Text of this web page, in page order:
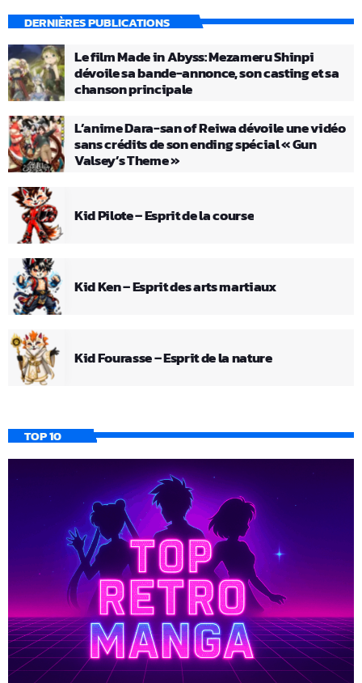
DERNIÈRES PUBLICATIONS
Le film Made in Abyss: Mezameru Shinpi
dévoile sa bande-annonce, son casting et sa
chanson principale
L’anime Dara-san of Reiwa dévoile une vidéo
sans crédits de son ending spécial « Gun
Valsey’s Theme »
Kid Pilote – Esprit de la course
Kid Ken – Esprit des arts martiaux
Kid Fourasse – Esprit de la nature
TOP 10